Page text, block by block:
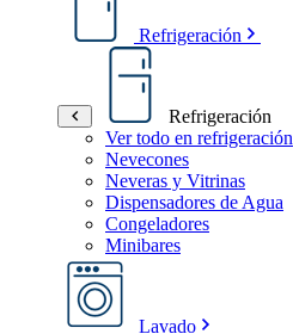
Refrigeración
Refrigeración
Ver todo en refrigeración
Nevecones
Neveras y Vitrinas
Dispensadores de Agua
Congeladores
Minibares
Lavado